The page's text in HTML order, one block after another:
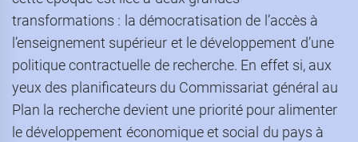
transformations : la démocratisation de l’accès à
l’enseignement supérieur et le développement d’une
politique contractuelle de recherche. En effet si, aux
yeux des planificateurs du Commissariat général au
Plan la recherche devient une priorité pour alimenter
le développement économique et social du pays à